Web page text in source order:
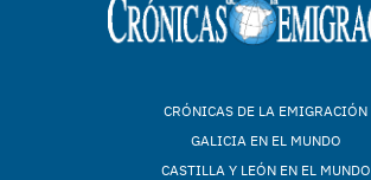
CRÓNICAS DE LA EMIGRACIÓN
GALICIA EN EL MUNDO
CASTILLA Y LEÓN EN EL MUNDO